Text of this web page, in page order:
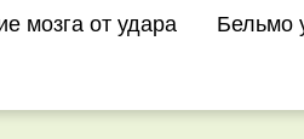
мозга от удара Бельмо